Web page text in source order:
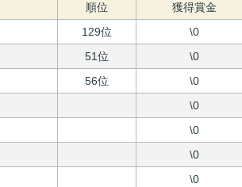
順位 獲得賞金
129位 \0
51位 \0
56位 \0
\0
\0
\0
\0